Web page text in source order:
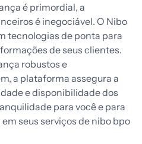
é primordial, a
é inegociável. O Nibo
tecnologias de ponta para
de seus clientes.
robustos e
a plataforma assegura a
e disponibilidade dos
para você e para
seus serviços de nibo bpo